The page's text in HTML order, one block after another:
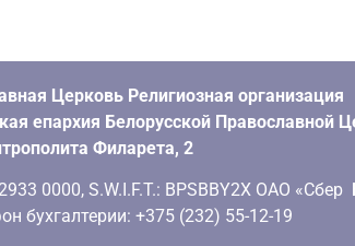
Церковь Религиозная организация
епархия Белорусской Православной
Филарета, 2
0000, S.W.I.F.T.: BPSBBY2X ОАО «Сбер
бухгалтерии: +375 (232) 55-12-19